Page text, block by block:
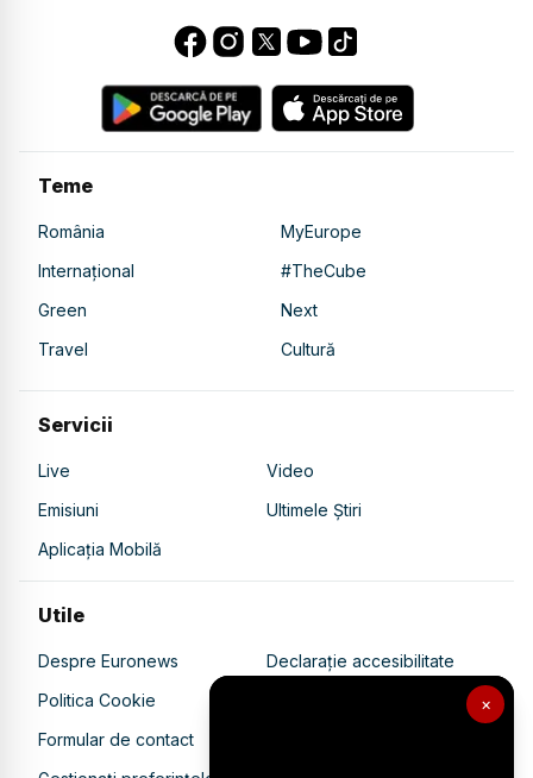
×
Teme
România
MyEurope
Internațional
#TheCube
Green
Next
Travel
Cultură
Servicii
Live
Video
Emisiuni
Ultimele Știri
Aplicația Mobilă
Utile
Despre Euronews
Declarație accesibilitate
Politica Cookie
Politica de confidențialitate
Formular de contact